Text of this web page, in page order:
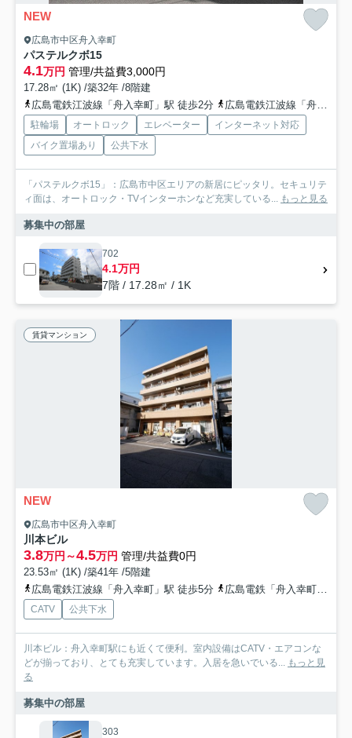
NEW
広島市中区舟入幸町
パステルクボ15
4.1万円 管理/共益費3,000円
17.28㎡ (1K) /築32年 /8階建
広島電鉄江波線「舟入幸町」駅 徒歩2分
広島電鉄江波線「舟入本町」駅 徒歩4分
駐輪場 オートロック エレベーター
インターネット対応
バイク置場あり
公共下水
「パステルクボ15」：広島市中区エリアの新居にピッタリ。セキュリテ
ィ面は、オートロック・TVインターホンなど充実している...
もっと見る
募集中の部屋
702
4.1万円
7階 / 17.28㎡ / 1K
賃貸マンション
NEW
広島市中区舟入幸町
川本ビル
3.8万円～4.5万円 管理/共益費0円
23.53㎡ (1K) /築41年 /5階建
広島電鉄江波線「舟入幸町」駅 徒歩5分
広島電鉄「舟入幸町」バス停下車 徒歩5分
CATV 公共下水
川本ビル：舟入幸町駅にも近くて便利。室内設備はCATV・エアコンな
どが揃っており、とても充実しています。入居を急いでいる... もっと見
る
募集中の部屋
303